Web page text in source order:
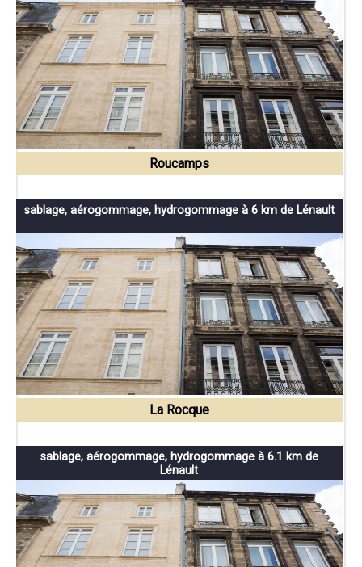
Roucamps
sablage, aérogommage, hydrogommage à 6 km de Lénault
La Rocque
sablage, aérogommage, hydrogommage à 6.1 km de
Lénault